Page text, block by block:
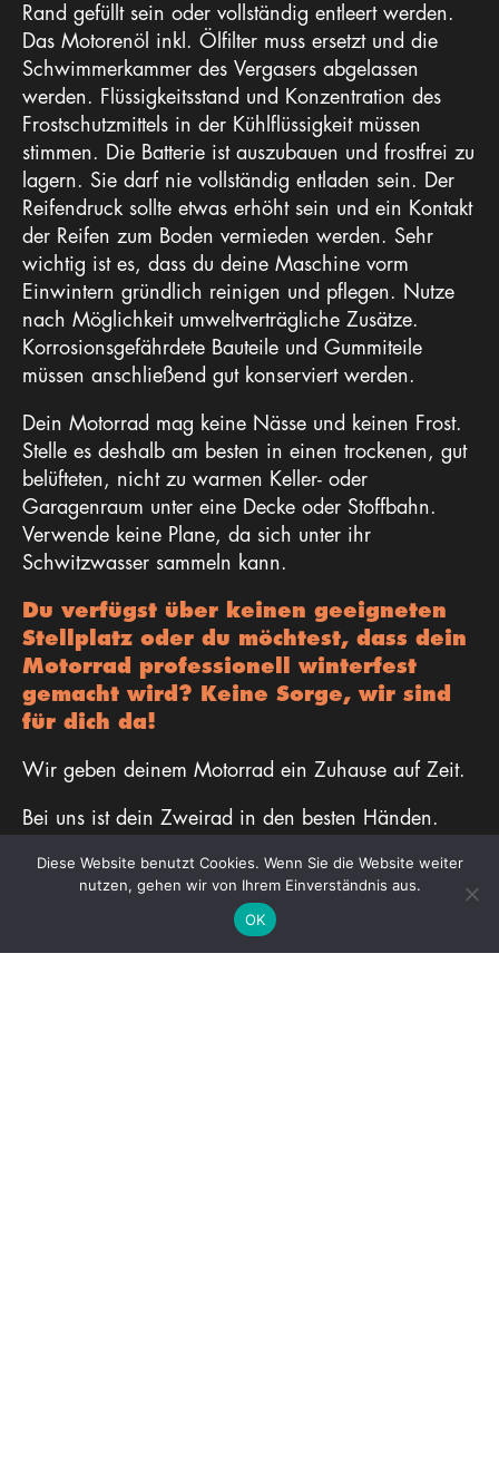
Rand gefüllt sein oder vollständig entleert werden.
Das Motorenöl inkl. Ölfilter muss ersetzt und die
Schwimmerkammer des Vergasers abgelassen
werden. Flüssigkeitsstand und Konzentration des
Frostschutzmittels in der Kühlflüssigkeit müssen
stimmen. Die Batterie ist auszubauen und frostfrei zu
lagern. Sie darf nie vollständig entladen sein. Der
Reifendruck sollte etwas erhöht sein und ein Kontakt
der Reifen zum Boden vermieden werden. Sehr
wichtig ist es, dass du deine Maschine vorm
Einwintern gründlich reinigen und pflegen. Nutze
nach Möglichkeit umweltverträgliche Zusätze.
Korrosionsgefährdete Bauteile und Gummiteile
müssen anschließend gut konserviert werden.
Dein Motorrad mag keine Nässe und keinen Frost.
Stelle es deshalb am besten in einen trockenen, gut
belüfteten, nicht zu warmen Keller- oder
Garagenraum unter eine Decke oder Stoffbahn.
Verwende keine Plane, da sich unter ihr
Schwitzwasser sammeln kann.
Du verfügst über keinen geeigneten
Stellplatz oder du möchtest, dass dein
Motorrad professionell winterfest
gemacht wird? Keine Sorge, wir sind
für dich da!
Wir geben deinem Motorrad ein Zuhause auf Zeit.
Bei uns ist dein Zweirad in den besten Händen.
im Frühjahr ein gut gepflegtes Motorrad vorfindest
und es zur ersten Ausfahrt losgehen kann!
Kontaktiere uns noch heute, lass dich beraten und
Diese Website benutzt Cookies. Wenn Sie die Website weiter
nutzen, gehen wir von Ihrem Einverständnis aus.
OK